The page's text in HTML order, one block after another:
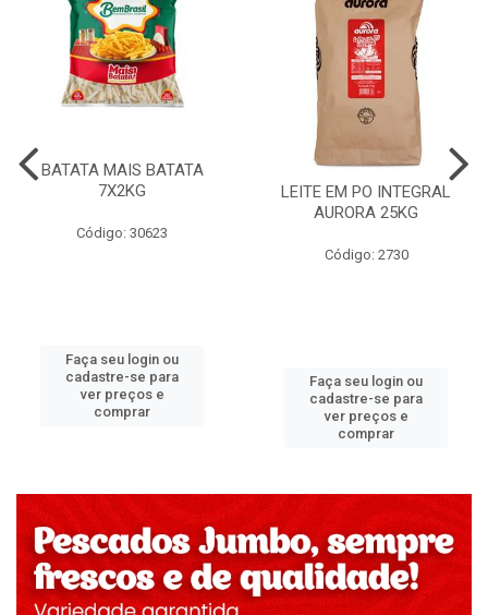
BATATA MAIS BATATA
7X2KG
Código: 30623
Faça seu login ou
cadastre-se para
ver preços e
comprar
LEITE EM PO INTEGRAL
AURORA 25KG
Código: 2730
Faça seu login ou
cadastre-se para
ver preços e
comprar